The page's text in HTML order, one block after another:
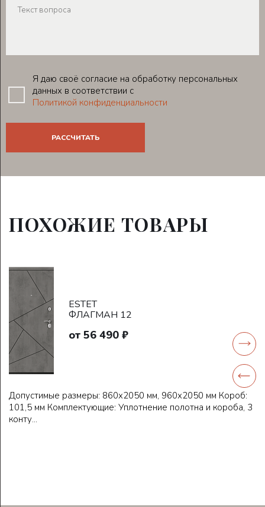
Я даю своё согласие на обработку персональных
данных в соответствии с
Политикой конфиденциальности
ПОХОЖИЕ ТОВАРЫ
ESTET
ФЛАГМАН 12
от 56 490 ₽
Допустимые размеры: 860x2050 мм, 960х2050 мм Короб:
101,5 мм Комплектующие: Уплотнение полотна и короба, 3
конту...